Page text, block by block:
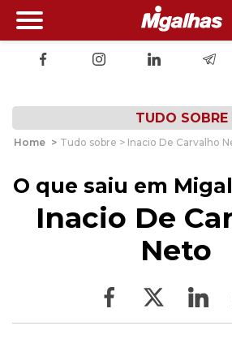
TUDO SOBRE
Home > Tudo sobre > Inacio De Carvalho
O que saiu em
Inacio De
Neto